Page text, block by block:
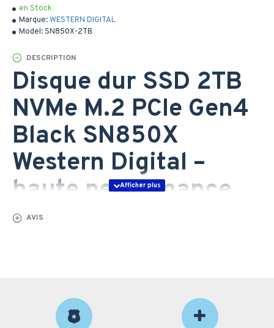
en Stock
Marque:WESTERN DIGITAL
Model:SN850X-2TB
DESCRIPTION
Disque dur SSD 2TB
NVMe M.2 PCIe Gen4
Black SN850X
Western Digital –
haute performance
professionnelle au
hautes performances destinée aux entreprises et
professionnels au Maroc recherchant rapidité, fiabilité
AVIS